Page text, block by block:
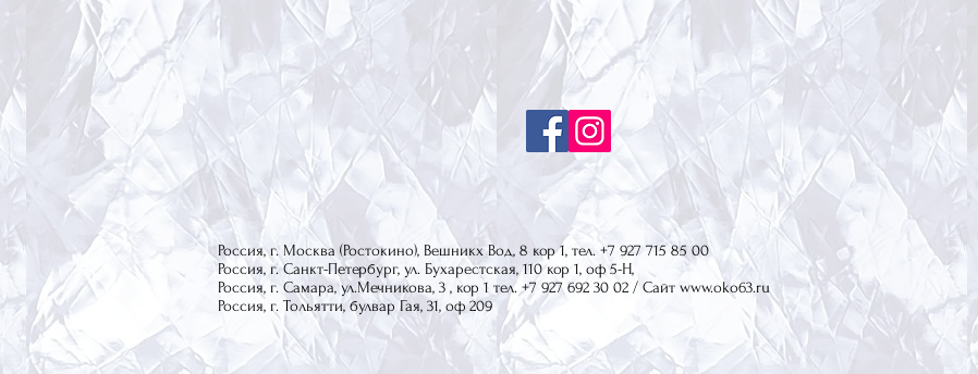
Россия, г. Москва (Ростокино), Вешникх Вод, 8 кор 1, тел. +7 927 715 85 00
Россия, г. Санкт-Петербург, ул. Бухарестская, 110 кор 1, оф 5-Н,
Россия, г. Самара, ул.Мечникова, 3 , кор 1 тел. +7 927 692 30 02 / Сайт www.oko63.ru
Россия, г. Тольятти, булвар Гая, 31, оф 209